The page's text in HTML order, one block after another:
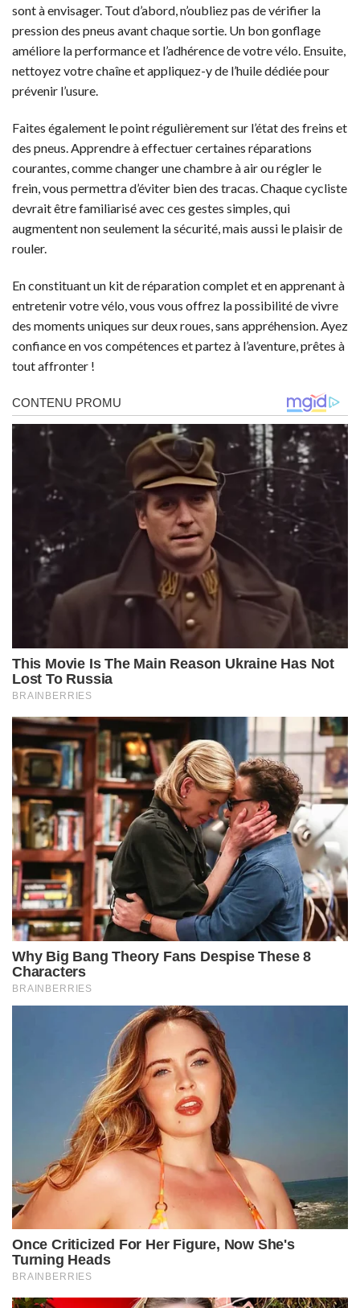
sont à envisager. Tout d’abord, n’oubliez pas de vérifier la
pression des pneus avant chaque sortie. Un bon gonflage
améliore la performance et l’adhérence de votre vélo. Ensuite,
nettoyez votre chaîne et appliquez-y de l’huile dédiée pour
prévenir l’usure.
Faites également le point régulièrement sur l’état des freins et
des pneus. Apprendre à effectuer certaines réparations
courantes, comme changer une chambre à air ou régler le
frein, vous permettra d’éviter bien des tracas. Chaque cycliste
devrait être familiarisé avec ces gestes simples, qui
augmentent non seulement la sécurité, mais aussi le plaisir de
rouler.
En constituant un kit de réparation complet et en apprenant à
entretenir votre vélo, vous vous offrez la possibilité de vivre
des moments uniques sur deux roues, sans appréhension. Ayez
confiance en vos compétences et partez à l’aventure, prêtes à
tout affronter !